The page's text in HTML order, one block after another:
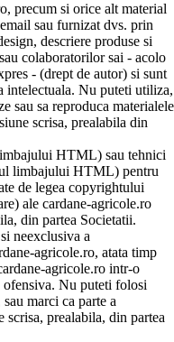
precum si orice alt material
sau furnizat dvs. prin
descriere produse si
colaboratorilor sai - acolo
- (drept de autor) si sunt
intelectuala. Nu puteti utiliza,
sau sa reproduca materialele
scrisa, prealabila din
HTML) sau tehnici
limbajului HTML) pentru
de legea copyrightului
ale cardane-agricole.ro
din partea Societatii.
neexclusiva a
agricole.ro, atata timp
agricole.ro intr-o
ofensiva. Nu puteti folosi
marci ca parte a
prealabila, din partea